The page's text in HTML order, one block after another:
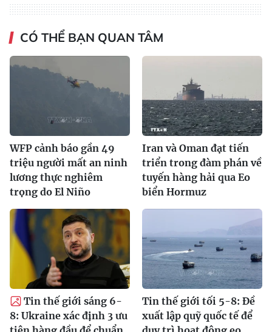
CÓ THỂ BẠN QUAN TÂM
WFP cảnh báo gần 49
triệu người mất an ninh
lương thực nghiêm
trọng do El Niño
Iran và Oman đạt tiến
triển trong đàm phán về
tuyến hàng hải qua Eo
biển Hormuz
Tin thế giới sáng 6-
8: Ukraine xác định 3 ưu
Tin thế giới tối 5-8: Đề
xuất lập quỹ quốc tế để